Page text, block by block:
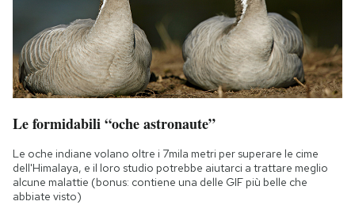
Le formidabili “oche astronaute”
Le oche indiane volano oltre i 7mila metri per superare le cime
dell'Himalaya, e il loro studio potrebbe aiutarci a trattare meglio
alcune malattie (bonus: contiene una delle GIF più belle che
abbiate visto)